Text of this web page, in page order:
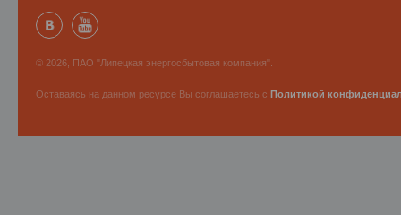
© 2026, ПАО "Липецкая энергосбытовая компания".
Оставаясь на данном ресурсе Вы соглашаетесь с Политикой